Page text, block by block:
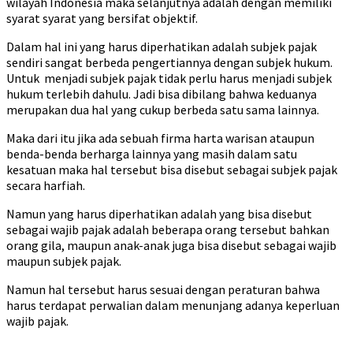
syarat syarat yang bersifat objektif.
Dalam hal ini yang harus diperhatikan adalah subjek pajak
sendiri sangat berbeda pengertiannya dengan subjek hukum.
Untuk menjadi subjek pajak tidak perlu harus menjadi subjek
hukum terlebih dahulu. Jadi bisa dibilang bahwa keduanya
merupakan dua hal yang cukup berbeda satu sama lainnya.
Maka dari itu jika ada sebuah firma harta warisan ataupun
benda-benda berharga lainnya yang masih dalam satu
kesatuan maka hal tersebut bisa disebut sebagai subjek pajak
secara harfiah.
Namun yang harus diperhatikan adalah yang bisa disebut
sebagai wajib pajak adalah beberapa orang tersebut bahkan
orang gila, maupun anak-anak juga bisa disebut sebagai wajib
maupun subjek pajak.
Namun hal tersebut harus sesuai dengan peraturan bahwa
harus terdapat perwalian dalam menunjang adanya keperluan
wajib pajak.